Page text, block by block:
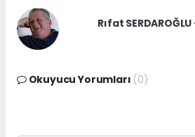
Rıfat
Okuyucu Yorumları (0)